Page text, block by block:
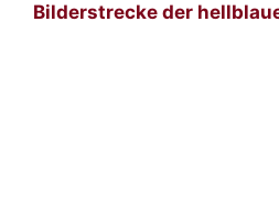
Bilderstrecke der